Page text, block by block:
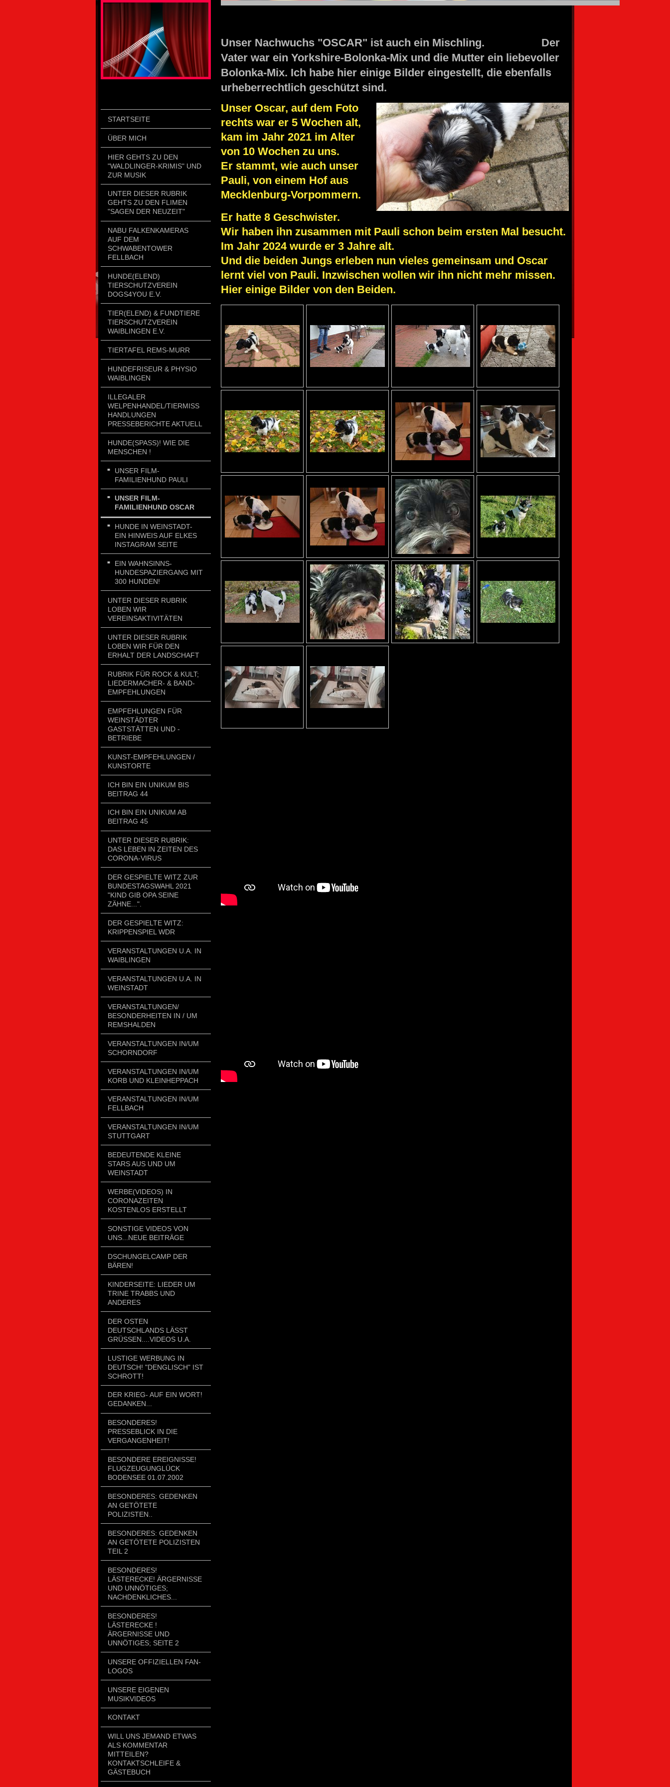
STARTSEITE
ÜBER MICH
HIER GEHTS ZU DEN
"WALDLINGER-KRIMIS" UND
ZUR MUSIK
UNTER DIESER RUBRIK
GEHTS ZU DEN FLIMEN
"SAGEN DER NEUZEIT"
NABU FALKENKAMERAS
AUF DEM
SCHWABENTOWER
FELLBACH
HUNDE(ELEND)
TIERSCHUTZVEREIN
DOGS4YOU E.V.
TIER(ELEND) & FUNDTIERE
TIERSCHUTZVEREIN
WAIBLINGEN E.V.
TIERTAFEL REMS-MURR
HUNDEFRISEUR & PHYSIO
WAIBLINGEN
ILLEGALER
WELPENHANDEL/TIERMISSH
ANDLUNGEN P
RESSEBERICHTE AKTUELL
HUNDE(SPASS)! WIE DIE
MENSCHEN !
UNSER FILM-
FAMILIENHUND PAULI
UNSER FILM-
FAMILIENHUND OSCAR
HUNDE IN WEINSTADT-
EIN HINWEIS AUF ELKES
INSTAGRAM SEITE
EIN WAHNSINNS-
HUNDESPAZIERGANG MIT
300 HUNDEN!
UNTER DIESER RUBRIK
LOBEN WIR
VEREINSAKTIVITÄTEN
UNTER DIESER RUBRIK
LOBEN WIR FÜR DEN
ERHALT DER LANDSCHAFT
RUBRIK FÜR ROCK & KULT;
LIEDERMACHER- & BAND-
EMPFEHLUNGEN
EMPFEHLUNGEN FÜR
WEINSTÄDTER
GASTSTÄTTEN UND -
BETRIEBE
KUNST-EMPFEHLUNGEN /
KUNSTORTE
ICH BIN EIN UNIKUM BIS
BEITRAG 44
ICH BIN EIN UNIKUM AB
BEITRAG 45
UNTER DIESER RUBRIK:
DAS LEBEN IN ZEITEN DES
CORONA-VIRUS
DER GESPIELTE WITZ ZUR
BUNDESTAGSWAHL 2021
"KIND GIB OPA SEINE
ZÄHNE...".
DER GESPIELTE WITZ:
KRIPPENSPIEL WDR
VERANSTALTUNGEN U.A. IN
WAIBLINGEN
VERANSTALTUNGEN U.A. IN
WEINSTADT
VERANSTALTUNGEN/
BESONDERHEITEN IN / UM
REMSHALDEN
VERANSTALTUNGEN IN/UM
SCHORNDORF
VERANSTALTUNGEN IN/UM
KORB UND KLEINHEPPACH
VERANSTALTUNGEN IN/UM
FELLBACH
VERANSTALTUNGEN IN/UM
STUTTGART
BEDEUTENDE KLEINE
STARS AUS UND UM
WEINSTADT
WERBE(VIDEOS) IN
CORONAZEITEN
KOSTENLOS ERSTELLT
SONSTIGE VIDEOS VON
UNS...NEUE BEITRÄGE
DSCHUNGELCAMP DER
BÄREN!
KINDERSEITE: LIEDER UM
TRINE TRABBS UND
ANDERES
DER OSTEN
DEUTSCHLANDS LÄSST
GRÜSSEN....VIDEOS U.A.
LUSTIGE WERBUNG IN
DEUTSCH! "DENGLISCH" IST
SCHROTT!
DER KRIEG- AUF EIN WORT!
GEDANKEN...
BESONDERES!
PRESSEBLICK IN DIE
VERGANGENHEIT!
BESONDERE EREIGNISSE!
FLUGZEUGUNGLÜCK
BODENSEE 01.07.2002
BESONDERES: GEDENKEN
AN GETÖTETE
POLIZISTEN..
BESONDERES: GEDENKEN
AN GETÖTETE POLIZISTEN
TEIL 2
BESONDERES!
LÄSTERECKE! ÄRGERNISSE
UND UNNÖTIGES;
NACHDENKLICHES...
BESONDERES!
LÄSTERECKE !
ÄRGERNISSE UND
UNNÖTIGES; SEITE 2
UNSERE OFFIZIELLEN FAN-
LOGOS
UNSERE EIGENEN
MUSIKVIDEOS
KONTAKT
WILL UNS JEMAND ETWAS
ALS KOMMENTAR
MITTEILEN?
KONTAKTSCHLEIFE &
GÄSTEBUCH
Unser Nachwuchs "OSCAR" ist auch ein Mischling. Der
Vater war ein Yorkshire-Bolonka-Mix und die Mutter ein liebevoller
Bolonka-Mix. Ich habe hier einige Bilder eingestellt, die ebenfalls
urheberrechtlich geschützt sind.
Unser Oscar, auf dem Foto
rechts war er 5 Wochen alt,
kam im Jahr 2021 im Alter
von 10 Wochen zu uns.
Er stammt, wie auch unser
Pauli, von einem Hof aus
Mecklenburg-Vorpommern.
Er hatte 8 Geschwister.
Wir haben ihn zusammen mit Pauli schon beim ersten Mal besucht.
Im Jahr 2024 wurde er 3 Jahre alt.
Und die beiden Jungs erleben nun vieles gemeinsam und Oscar
lernt viel von Pauli. Inzwischen wollen wir ihn nicht mehr missen.
Hier einige Bilder von den Beiden.